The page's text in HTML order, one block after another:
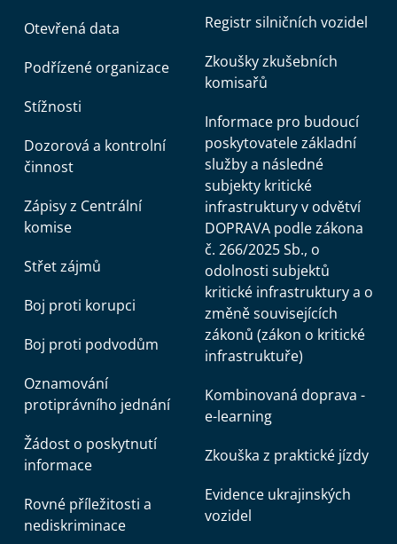
Otevřená data
Podřízené organizace
Stížnosti
Dozorová a kontrolní
činnost
Zápisy z Centrální
komise
Střet zájmů
Boj proti korupci
Boj proti podvodům
Oznamování
protiprávního jednání
Žádost o poskytnutí
informace
Rovné příležitosti a
nediskriminace
Registr silničních vozidel
Zkoušky zkušebních
komisařů
Informace pro budoucí
poskytovatele základní
služby a následné
subjekty kritické
infrastruktury v odvětví
DOPRAVA podle zákona
č. 266/2025 Sb., o
odolnosti subjektů
kritické infrastruktury a o
změně souvisejících
zákonů (zákon o kritické
infrastruktuře)
Kombinovaná doprava -
e-learning
Zkouška z praktické jízdy
Evidence ukrajinských
vozidel